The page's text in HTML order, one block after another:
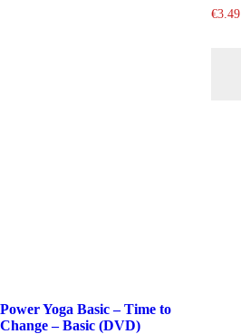
€3.49
Power Yoga Basic – Time to
Change – Basic (DVD)